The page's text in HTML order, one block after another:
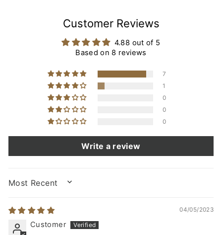
Customer Reviews
4.88 out of 5
Based on 8 reviews
7
1
0
0
0
Write a review
SORT BY
04/05/2023
Customer